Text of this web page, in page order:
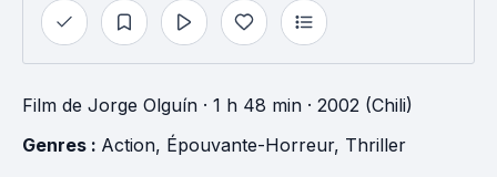
Film de Jorge Olguín · 1 h 48 min · 2002 (Chili)
Genres : Action, Épouvante-Horreur, Thriller